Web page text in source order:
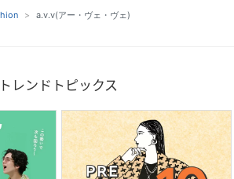
a.v.v(アー・ヴェ・ヴェ)
トレンドトピックス